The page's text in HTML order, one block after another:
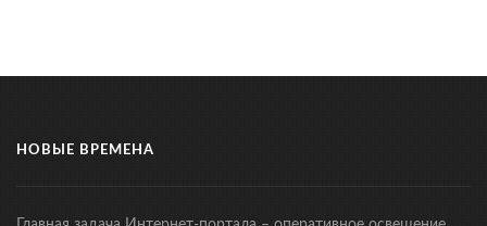
НОВЫЕ ВРЕМЕНА